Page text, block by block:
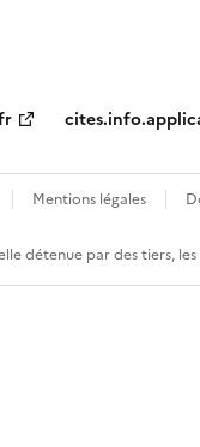
Mentions légales
détenue par des tiers,